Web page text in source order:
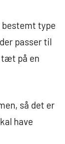
bestemt type
passer til
tæt på en
så det er
have